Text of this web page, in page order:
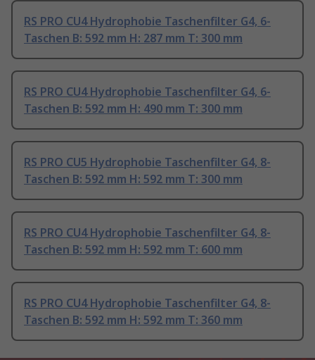
RS PRO CU4 Hydrophobie Taschenfilter G4, 6-
Taschen B: 592 mm H: 287 mm T: 300 mm
RS PRO CU4 Hydrophobie Taschenfilter G4, 6-
Taschen B: 592 mm H: 490 mm T: 300 mm
RS PRO CU5 Hydrophobie Taschenfilter G4, 8-
Taschen B: 592 mm H: 592 mm T: 300 mm
RS PRO CU4 Hydrophobie Taschenfilter G4, 8-
Taschen B: 592 mm H: 592 mm T: 600 mm
RS PRO CU4 Hydrophobie Taschenfilter G4, 8-
Taschen B: 592 mm H: 592 mm T: 360 mm